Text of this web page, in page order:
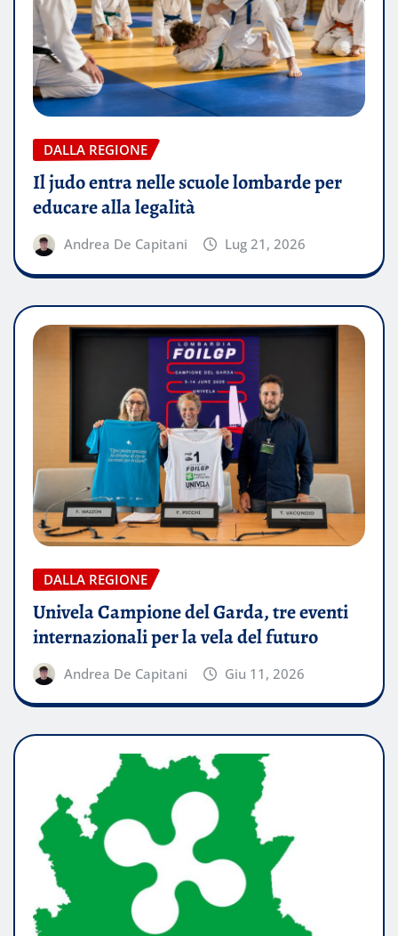
DALLA REGIONE
Il judo entra nelle scuole lombarde per
educare alla legalità
Andrea De Capitani Lug 21, 2026
DALLA REGIONE
Univela Campione del Garda, tre eventi
internazionali per la vela del futuro
Andrea De Capitani Giu 11, 2026